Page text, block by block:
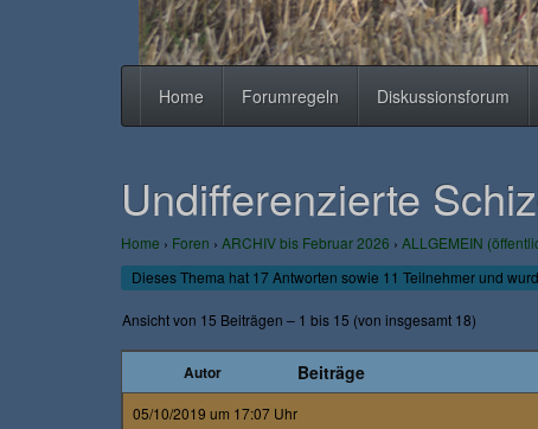
Home Forumregeln Diskussionsforum
Undifferenzierte
Home › Foren › ARCHIV bis Februar 2026 › ALLGEMEIN
Dieses Thema hat 17 Antworten sowie 11 Teilnehmer und
Ansicht von 15 Beiträgen – 1 bis 15 (von insgesamt 18)
Autor Beiträge
05/10/2019 um 17:07 Uhr